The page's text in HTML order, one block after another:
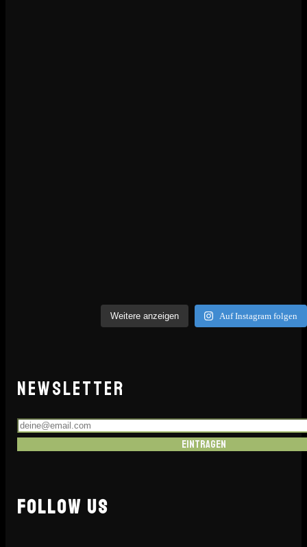
Weitere anzeigen Auf Instagram folgen
NEWSLETTER
Eintragen
FOLLOW US